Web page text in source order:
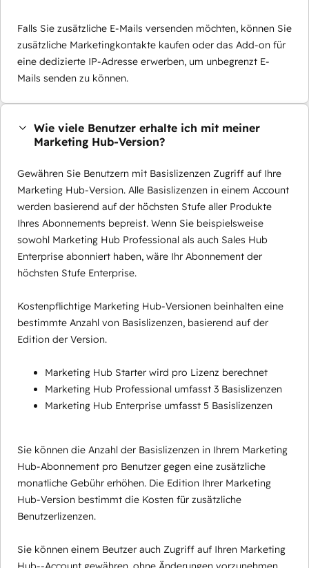
Falls Sie zusätzliche E-Mails versenden möchten, können Sie
zusätzliche Marketingkontakte kaufen oder das Add-on für
eine dedizierte IP-Adresse erwerben, um unbegrenzt E-
Mails senden zu können.
Wie viele Benutzer erhalte ich mit meiner
Marketing Hub-Version?
Gewähren Sie Benutzern mit Basislizenzen Zugriff auf Ihre
Marketing Hub-Version. Alle Basislizenzen in einem Account
werden basierend auf der höchsten Stufe aller Produkte
Ihres Abonnements bepreist. Wenn Sie beispielsweise
sowohl Marketing Hub Professional als auch Sales Hub
Enterprise abonniert haben, wäre Ihr Abonnement der
höchsten Stufe Enterprise.
Kostenpflichtige Marketing Hub-Versionen beinhalten eine
bestimmte Anzahl von Basislizenzen, basierend auf der
Edition der Version.
Marketing Hub Starter wird pro Lizenz berechnet
Marketing Hub Professional umfasst 3 Basislizenzen
Marketing Hub Enterprise umfasst 5 Basislizenzen
Sie können die Anzahl der Basislizenzen in Ihrem Marketing
Hub-Abonnement pro Benutzer gegen eine zusätzliche
monatliche Gebühr erhöhen. Die Edition Ihrer Marketing
Hub-Version bestimmt die Kosten für zusätzliche
Benutzerlizenzen.
Sie können einem Beutzer auch Zugriff auf Ihren Marketing